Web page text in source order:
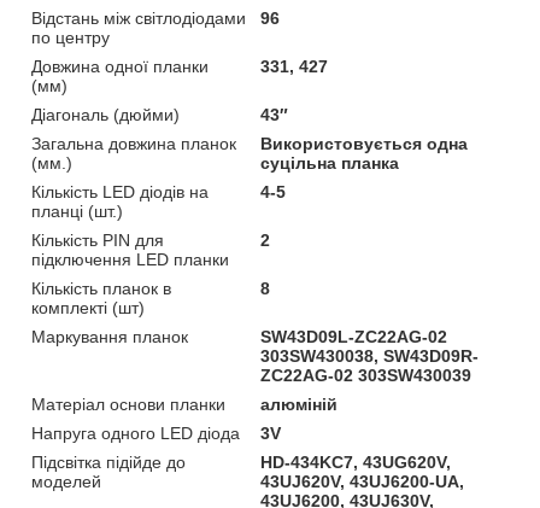
Відстань між світлодіодами
по центру
96
Довжина одної планки
(мм)
331, 427
Діагональ (дюйми)
43″
Загальна довжина планок
(мм.)
Використовується одна
суцільна планка
Кількість LED діодів на
планці (шт.)
4-5
Кількість PIN для
підключення LED планки
2
Кількість планок в
комплекті (шт)
8
Маркування планок
SW43D09L-ZC22AG-02
303SW430038, SW43D09R-
ZC22AG-02 303SW430039
Матеріал основи планки
алюміній
Напруга одного LED діода
3V
Підсвітка підійде до
моделей
HD-434KC7, 43UG620V,
43UJ620V, 43UJ6200-UA,
43UJ6200, 43UJ630V,